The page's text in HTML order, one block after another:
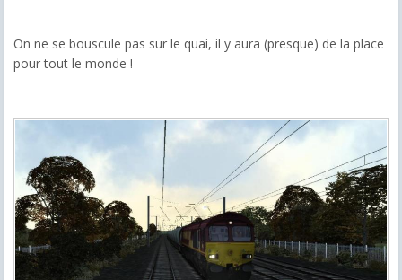
On ne se bouscule pas sur le quai, il y aura (presque) de la place
pour tout le monde !